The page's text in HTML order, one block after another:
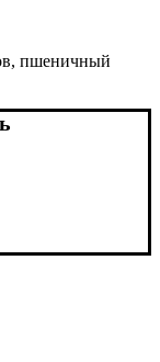
пшеничный